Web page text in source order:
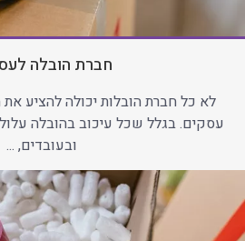
חברת הובלה
לא כל חברת הובלות יכולה להציע
עסקים. בגלל שכל עיכוב בהובלה
ובעובדים, ...